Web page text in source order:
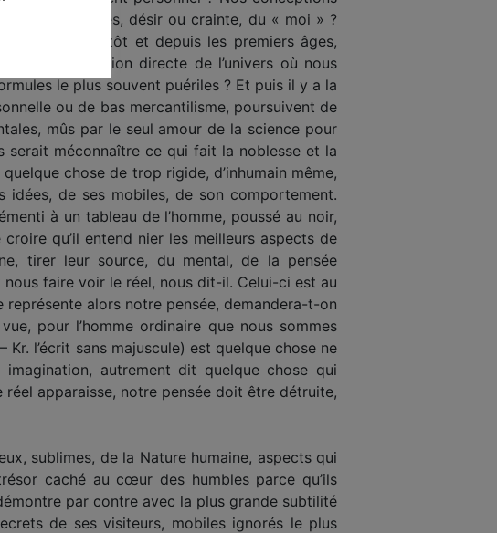
subjectives, désir ou crainte, du « moi » ?
elles pas, plutôt et depuis les premiers âges,
d’une vision directe de l’univers où nous
le plus souvent puériles ? Et puis il y a la
ou de bas mercantilisme, poursuivent de
mûs par le seul amour de la science pour
serait méconnaître ce qui fait la noblesse et la
chose de trop rigide, d’inhumain même,
idées, de ses mobiles, de son comportement.
à un tableau de l’homme, poussé au noir,
qu’il entend nier les meilleurs aspects de
tirer leur source, du mental, de la pensée
faire voir le réel, nous dit-il. Celui-ci est au
représente alors notre pensée, demandera-t-on
pour l’homme ordinaire que nous sommes
l’écrit sans majuscule) est quelque chose ne
autrement dit quelque chose qui
apparaisse, notre pensée doit être détruite,
sublimes, de la Nature humaine, aspects qui
caché au cœur des humbles parce qu’ils
par contre avec la plus grande subtilité
de ses visiteurs, mobiles ignorés le plus